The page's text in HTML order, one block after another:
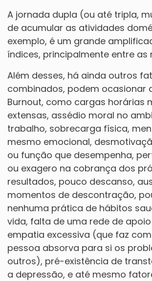
A jornada dupla (ou até tripla,
de acumular as atividades
exemplo, é um grande
índices, principalmente entre as
Além desses, há ainda outros
combinados, podem ocasionar
Burnout, como cargas horárias
extensas, assédio moral no
trabalho, sobrecarga física,
mesmo emocional,
ou função que desempenha,
ou exagero na cobrança dos
resultados, pouco descanso,
momentos de descontração,
nenhuma prática de hábitos
vida, falta de uma rede de
empatia excessiva (que faz
pessoa absorva para si os
outros), pré-existência de
a depressão, e até mesmo